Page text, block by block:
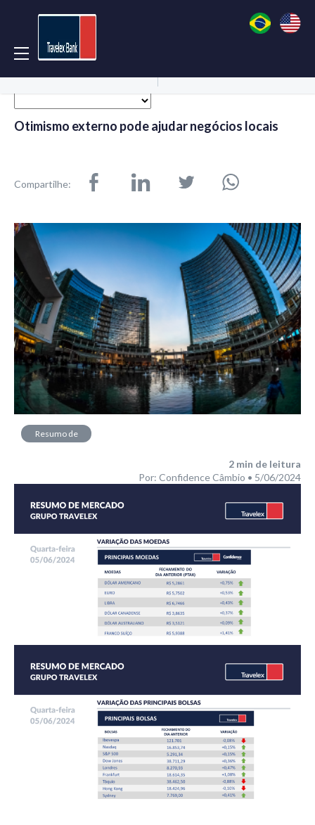
Otimismo externo pode ajudar negócios locais
Compartilhe:
Resumo de
2 min de leitura
Por: Confidence Câmbio • 5/06/2024